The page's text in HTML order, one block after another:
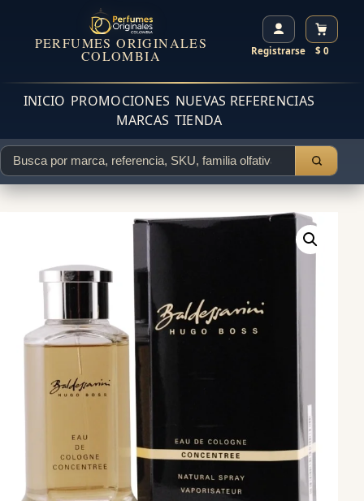
PERFUMES ORIGINALES
COLOMBIA Registrarse $ 0
INICIO PROMOCIONES NUEVAS REFERENCIAS
MARCAS TIENDA